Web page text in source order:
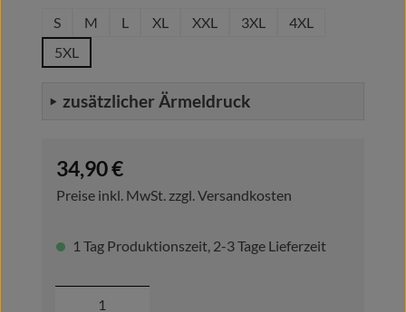
S
M L XL XXL 3XL
4XL
5XL
zusätzlicher Ärmeldruck
Regulärer Preis:
34,90 €
Preise inkl. MwSt. zzgl. Versandkosten
1 Tag Produktionszeit, 2-3 Tage Lieferzeit
Produkt Anzahl: Gib den gewünschten